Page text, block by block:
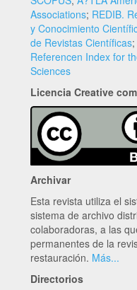
Associations; REDIB.
y Conocimiento
de Revistas Científicas;
Referencen Index for
Sciences
Licencia Creative
Archivar
Esta revista utiliza el
sistema de archivo
colaboradoras, a las
permanentes de la
restauración. Más...
Directorios